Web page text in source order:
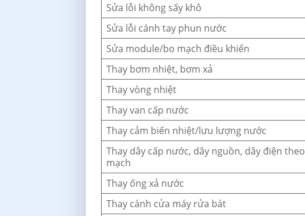
Sửa lỗi không sấy khô
Sửa lỗi cánh tay phun nước
Sửa module/bo mạch điều khiển
Thay bơm nhiệt, bơm xả
Thay vòng nhiệt
Thay van cấp nước
Thay cảm biến nhiệt/lưu lượng nước
Thay dây cấp nước, dây nguồn, dây điện theo
mạch
Thay ống xả nước
Thay cánh cửa máy rửa bát